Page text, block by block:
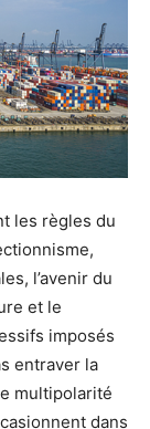
les règles du
l’avenir du
et le
imposés
entraver la
multipolarité
dans